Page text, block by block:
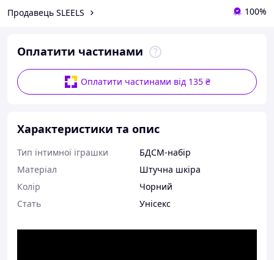
Продавець SLEELS 100%
Оплатити частинами
Оплатити частинами від 135 ₴
Характеристики та опис
Тип інтимної іграшки
БДСМ-набір
Матеріал
Штучна шкіра
Колір
Чорний
Стать
Унісекс